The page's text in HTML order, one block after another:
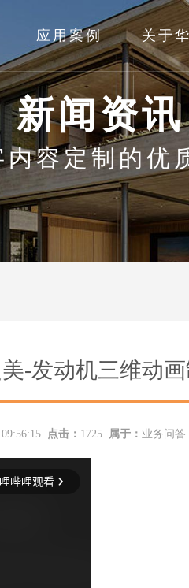
应用案例 关于
新闻资讯
容定制的优
-发动机三维动
点击： 1725 属于： 业务问答